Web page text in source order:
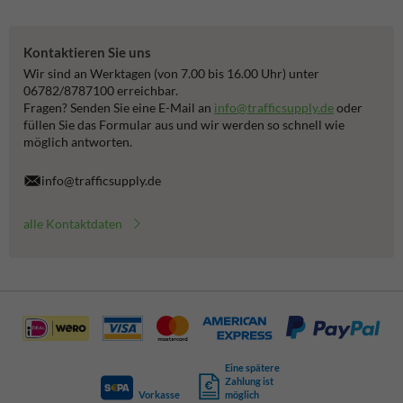
Kontaktieren Sie uns
Wir sind an Werktagen (von 7.00 bis 16.00 Uhr) unter
06782/8787100 erreichbar.
Fragen? Senden Sie eine E-Mail an info@trafficsupply.deoder
füllen Sie das Formular aus und wir werden so schnell wie
möglich antworten.
info@trafficsupply.de
alle Kontaktdaten
Vorkasse
Eine spätere
Zahlung ist
möglich